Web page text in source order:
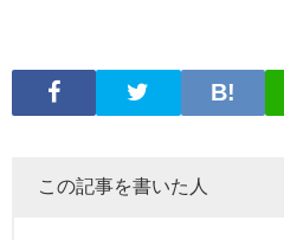
この記事を書いた人